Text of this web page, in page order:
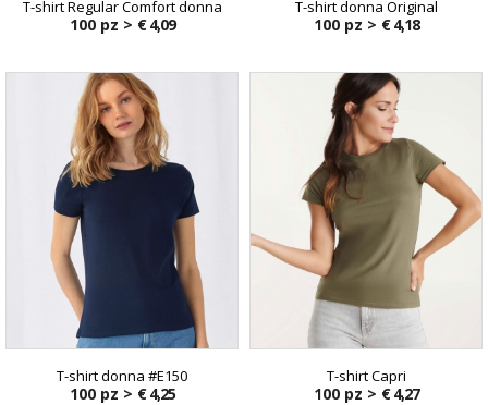
T-shirt Regular Comfort donna
100 pz > € 4,09
T-shirt donna Original
100 pz > € 4,18
T-shirt donna #E150
100 pz > € 4,25
T-shirt Capri
100 pz > € 4,27